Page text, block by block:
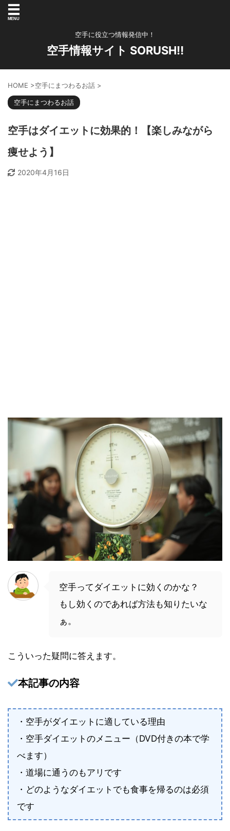
空手に役立つ情報発信中！
空手情報サイト SORUSH‼︎
HOME >空手にまつわるお話 >
空手にまつわるお話
空手はダイエットに効果的！【楽しみながら
痩せよう】
2020年4月16日
空手ってダイエットに効くのかな？
もし効くのであれば方法も知りたいな
ぁ。
こういった疑問に答えます。
本記事の内容
・空手がダイエットに適している理由
・空手ダイエットのメニュー（DVD付きの本で学
べます）
・道場に通うのもアリです
・どのようなダイエットでも食事を帰るのは必須
です